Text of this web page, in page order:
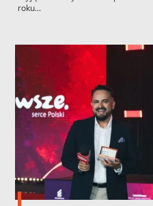
roku...